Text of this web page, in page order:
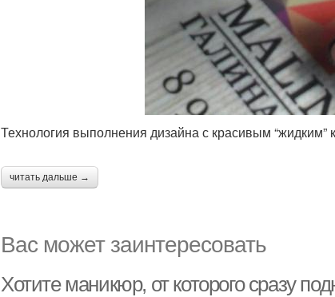
Технология выполнения дизайна с красивым “жидким”
читать дальше →
Вас может заинтересовать
Хотите маникюр, от которого сразу